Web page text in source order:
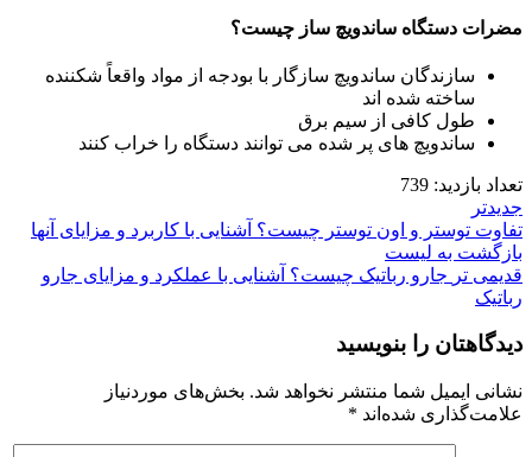
مضرات دستگاه ساندویچ ساز چیست؟
سازندگان ساندویچ سازگار با بودجه از مواد واقعاً شکننده
ساخته شده اند
طول کافی از سیم برق
ساندویچ های پر شده می توانند دستگاه را خراب کنند
تعداد بازدید: 739
جدیدتر
تفاوت توستر و اون توستر چیست؟ آشنایی با کاربرد و مزایای آنها
بازگشت به لیست
قدیمی تر جارو رباتیک چیست؟ آشنایی با عملکرد و مزایای جارو
رباتیک
دیدگاهتان را بنویسید
نشانی ایمیل شما منتشر نخواهد شد. بخش‌های موردنیاز
علامت‌گذاری شده‌اند *